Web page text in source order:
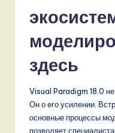
здесь
Visual Paradigm 18.0 не
Он о его усилении.
основные процессы
позволяет